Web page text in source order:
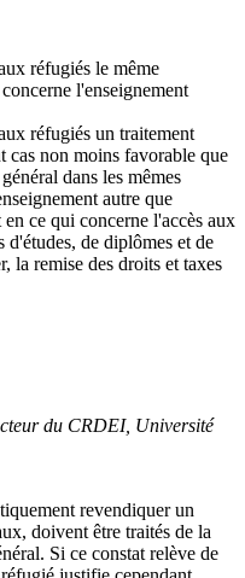
réfugiés le même
l'enseignement
réfugiés un traitement
cas non moins favorable que
dans les mêmes
autre que
ce qui concerne l'accès aux
d'études, de diplômes et de
la remise des droits et taxes
du CRDEI, Université
revendiquer un
doivent être traités de la
Si ce constat relève de